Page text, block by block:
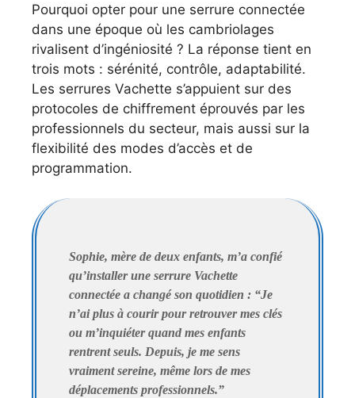
Pourquoi opter pour une serrure connectée
dans une époque où les cambriolages
rivalisent d’ingéniosité ? La réponse tient en
trois mots : sérénité, contrôle, adaptabilité.
Les serrures Vachette s’appuient sur des
protocoles de chiffrement éprouvés par les
professionnels du secteur, mais aussi sur la
flexibilité des modes d’accès et de
programmation.
Sophie, mère de deux enfants, m’a confié
qu’installer une serrure Vachette
connectée a changé son quotidien : “Je
n’ai plus à courir pour retrouver mes clés
ou m’inquiéter quand mes enfants
rentrent seuls. Depuis, je me sens
vraiment sereine, même lors de mes
déplacements professionnels.”